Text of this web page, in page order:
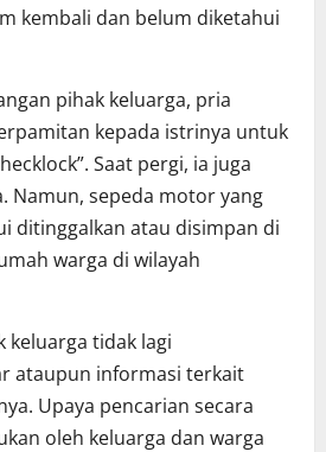
kembali dan belum diketahui
pihak keluarga, pria
kepada istrinya untuk
Saat pergi, ia juga
Namun, sepeda motor yang
ditinggalkan atau disimpan di
warga di wilayah
keluarga tidak lagi
ataupun informasi terkait
Upaya pencarian secara
oleh keluarga dan warga